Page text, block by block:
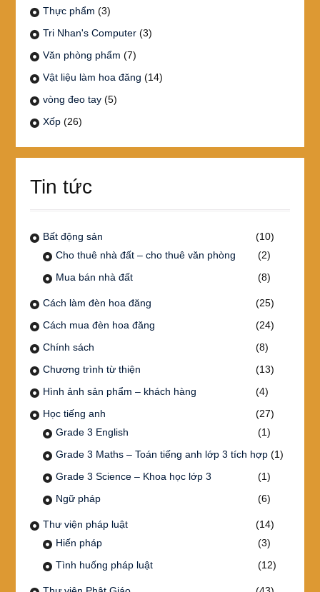
Thực phẩm (3)
Tri Nhan's Computer (3)
Văn phòng phẩm (7)
Vật liệu làm hoa đăng (14)
vòng đeo tay (5)
Xốp (26)
Tin tức
Bất động sản
(10)
Cho thuê nhà đất – cho thuê văn phòng
(2)
Mua bán nhà đất
(8)
Cách làm đèn hoa đăng
(25)
Cách mua đèn hoa đăng
(24)
Chính sách
(8)
Chương trình từ thiện
(13)
Hình ảnh sản phẩm – khách hàng
(4)
Học tiếng anh
(27)
Grade 3 English
(1)
Grade 3 Maths – Toán tiếng anh lớp 3 tích hợp(1)
Grade 3 Science – Khoa học lớp 3
(1)
Ngữ pháp
(6)
Thư viện pháp luật
(14)
Hiến pháp
(3)
Tình huống pháp luật
(12)